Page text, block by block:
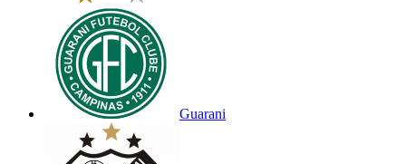
Guarani